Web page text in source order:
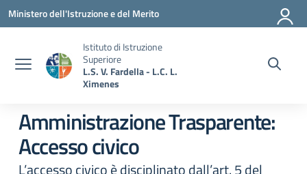
Vai ai contenuti
Vai al menu di navigazione
Vai al footer
Ministero dell'Istruzione e del Merito
Istituto di Istruzione
Superiore
L.S. V. Fardella - L.C. L.
Ximenes
Amministrazione Trasparente:
Accesso civico
L’accesso civico è disciplinato dall’art. 5 del